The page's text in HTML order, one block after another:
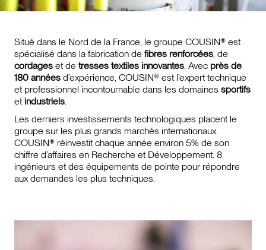
Situé dans le Nord de la France, le groupe COUSIN® est
spécialisé dans la fabrication de fibres renforcées , de
cordages et de tresses textiles innovantes . Avec près de
180 années d’expérience, COUSIN® est l’expert technique
et professionnel incontournable dans les domaines sportifs
et industriels
Les derniers investissements technologiques placent le
groupe sur les plus grands marchés internationaux.
COUSIN® réinvestit chaque année environ 5% de son
chiffre d’affaires en Recherche et Développement. 8
ingénieurs et des équipements de pointe pour répondre
aux demandes les plus techniques.